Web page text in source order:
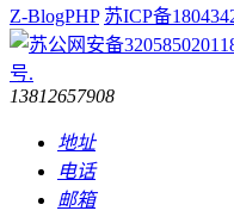
Z-BlogPHP 苏ICP备
号.
13812657908
地址
电话
邮箱